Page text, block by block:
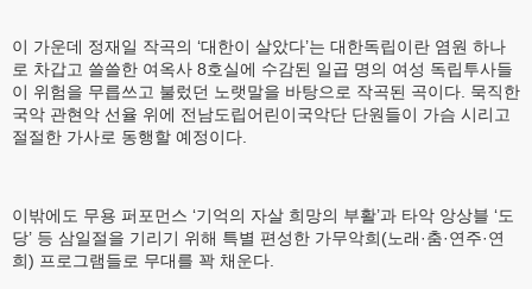
이 가운데 정재일 작곡의 ‘대한이 살았다’는 대한독립이란 염원 하나
로 차갑고 쓸쓸한 여옥사 8호실에 수감된 일곱 명의 여성 독립투사들
이 위험을 무릅쓰고 불렀던 노랫말을 바탕으로 작곡된 곡이다. 묵직한
국악 관현악 선율 위에 전남도립어린이국악단 단원들이 가슴 시리고
절절한 가사로 동행할 예정이다.
이밖에도 무용 퍼포먼스 ‘기억의 자살 희망의 부활’과 타악 앙상블 ‘도
당’ 등 삼일절을 기리기 위해 특별 편성한 가무악희(노래·춤·연주·연
희) 프로그램들로 무대를 꽉 채운다.